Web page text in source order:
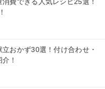
おかず30選！付け合わせ・
！